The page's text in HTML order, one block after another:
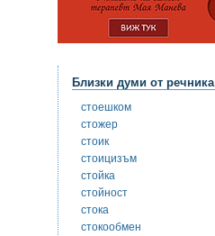
Близки думи от речника
стоешком
стожер
стоик
стоицизъм
стойка
стойност
стока
стокообмен